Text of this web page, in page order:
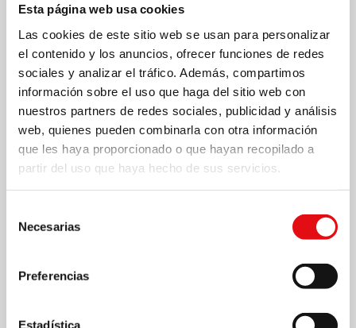
Esta página web usa cookies
Las cookies de este sitio web se usan para personalizar
el contenido y los anuncios, ofrecer funciones de redes
sociales y analizar el tráfico. Además, compartimos
información sobre el uso que haga del sitio web con
nuestros partners de redes sociales, publicidad y análisis
web, quienes pueden combinarla con otra información
que les haya proporcionado o que hayan recopilado a
partir del uso que haya hecho de sus servicios.
Necesarias
Preferencias
Estadística
Página1 /4 Zoom 100%